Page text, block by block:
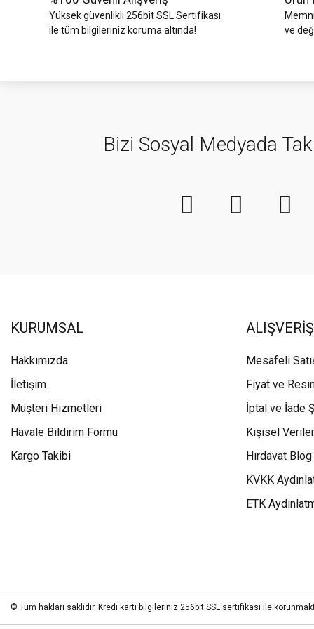
Yüksek güvenlikli 256bit SSL Sertifikası
ile tüm bilgileriniz koruma altında!
ve
Bizi Sosyal Medyada
KURUMSAL
Hakkımızda
İletişim
Müşteri Hizmetleri
Havale Bildirim Formu
Kargo Takibi
ALIŞVERİŞ
Mesafeli
Fiyat ve
İptal ve İade
Kişisel
Hırdavat Blog
KVKK
ETK
© Tüm hakları saklıdır. Kredi kartı bilgileriniz 256bit SSL sertifikası ile